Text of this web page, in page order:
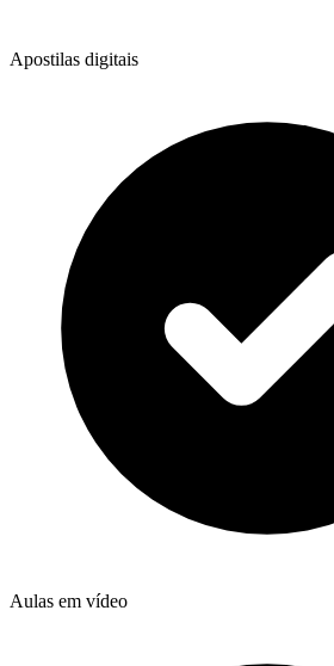
Apostilas digitais
Aulas em vídeo